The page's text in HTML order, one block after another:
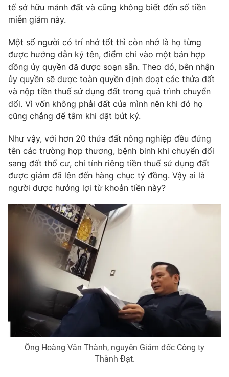
tế sở hữu mảnh đất và cũng không biết đến số tiền
miễn giảm này.
Một số người có trí nhớ tốt thì còn nhớ là họ từng
được hướng dẫn ký tên, điểm chỉ vào một bản hợp
đồng ủy quyền đã được soạn sẵn. Theo đó, bên nhận
ủy quyền sẽ được toàn quyền định đoạt các thửa đất
và nộp tiền thuế sử dụng đất trong quá trình chuyển
đổi. Vì vốn không phải đất của mình nên khi đó họ
cũng chẳng để tâm khi đặt bút ký.
Như vậy, với hơn 20 thửa đất nông nghiệp đều đứng
tên các trường hợp thương, bệnh binh khi chuyển đổi
sang đất thổ cư, chỉ tính riêng tiền thuế sử dụng đất
được giảm đã lên đến hàng chục tỷ đồng. Vậy ai là
người được hưởng lợi từ khoản tiền này?
Ông Hoàng Văn Thành, nguyên Giám đốc Công ty
Thành Đạt.